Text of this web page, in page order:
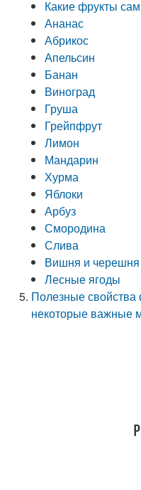
Какие фрукты
Ананас
Абрикос
Апельсин
Банан
Виноград
Груша
Грейпфрут
Лимон
Мандарин
Хурма
Яблоки
Арбуз
Смородина
Слива
Вишня и черешня
Лесные ягоды
Полезные свойства
некоторые важные